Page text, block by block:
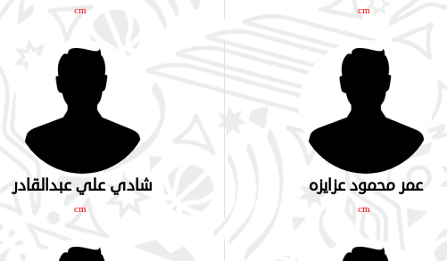
cm cm
شادي علي عبدالقادر
cm
عمر محمود عزايزه
cm